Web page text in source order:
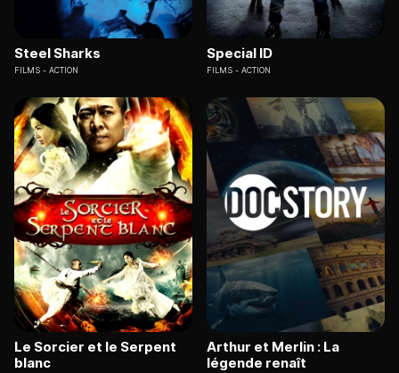
Steel Sharks
FILMS ACTION
Special ID
FILMS ACTION
Le Sorcier et le Serpent
blanc
Arthur et Merlin : La
légende renaît